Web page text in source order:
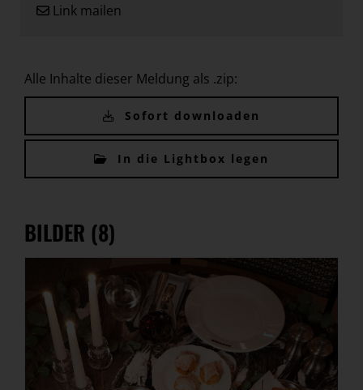
Link mailen
Alle Inhalte dieser Meldung als .zip:
Sofort downloaden
In die Lightbox legen
BILDER (8)